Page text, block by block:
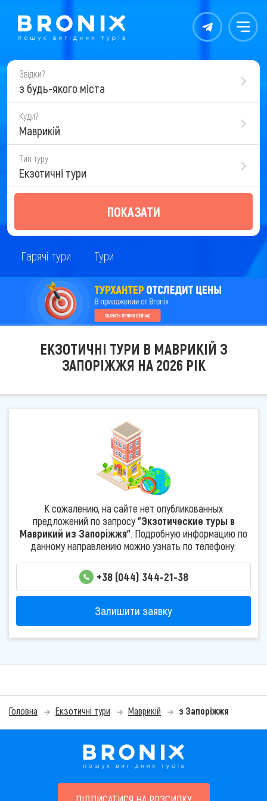
Контакты Меню
Звідки?
з будь-якого міста
Куди?
Маврикій
Тип туру
Екзотичні тури
ПОКАЗАТИ
Гарячі тури Тури
ЕКЗОТИЧНІ ТУРИ В МАВРИКІЙ З
ЗАПОРІЖЖЯ НА 2026 РІК
К сожалению, на сайте нет опубликованных
предложений по запросу"Экзотические туры в
Маврикий из Запоріжжя". Подробную информацию по
данному направлению можно узнать по телефону:
+38 (044) 344-21-38
Залишити заявку
Головна Екзотичні тури Маврикій з Запоріжжя